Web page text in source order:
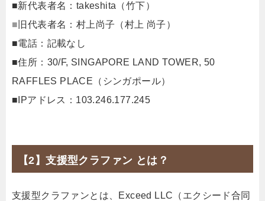
■新代表者名：takeshita（竹下）
■ 旧代表者名：村上尚子（村上 尚子）
■電話：記載なし
■住所：30/F, SINGAPORE LAND TOWER, 50
RAFFLES PLACE（シンガポール）
■IPアドレス：103.246.177.245
【2】支援型クラファン とは？
支援型クラファンとは、Exceed LLC（エクシード合同